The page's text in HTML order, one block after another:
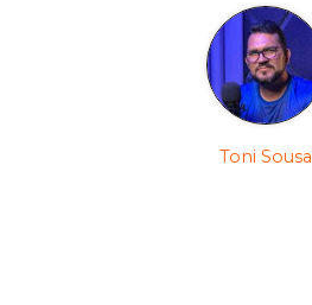
Toni Sousa